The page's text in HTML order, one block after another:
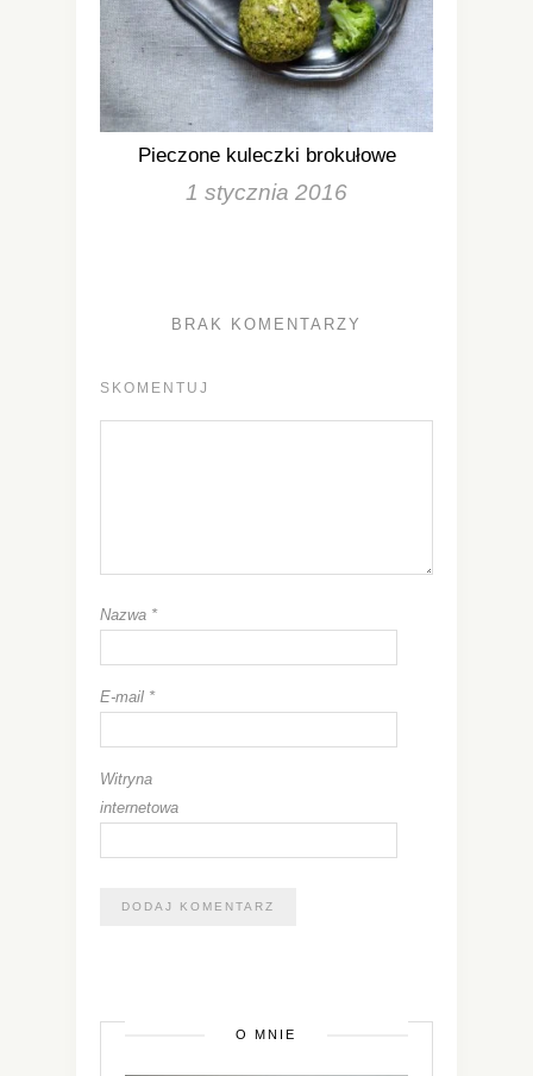
Pieczone kuleczki brokułowe
1 stycznia 2016
BRAK KOMENTARZY
SKOMENTUJ
Nazwa *
E-mail *
Witryna
internetowa
O MNIE